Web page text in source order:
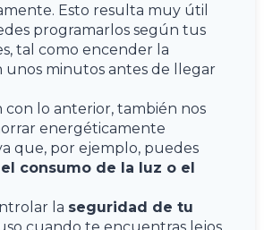
Esto resulta muy útil
programarlos según tus
tal como encender la
unos minutos antes de llegar
con lo anterior, también nos
energéticamente
que, por ejemplo, puedes
consumo de la luz o el
la seguridad de tu